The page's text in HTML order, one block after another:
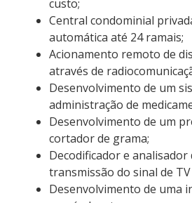
custo;
Central condominial
automática até 24 ramais;
Acionamento remoto de
através de
Desenvolvimento de um
administração de
Desenvolvimento de um
cortador de grama;
Decodificador e analisador
transmissão do sinal de
Desenvolvimento de uma